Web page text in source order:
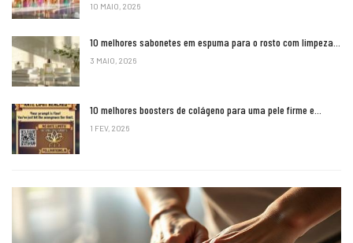
10 MAIO, 2026
10 melhores sabonetes em espuma para o rosto com limpeza…
3 MAIO, 2026
10 melhores boosters de colágeno para uma pele firme e…
1 FEV, 2026